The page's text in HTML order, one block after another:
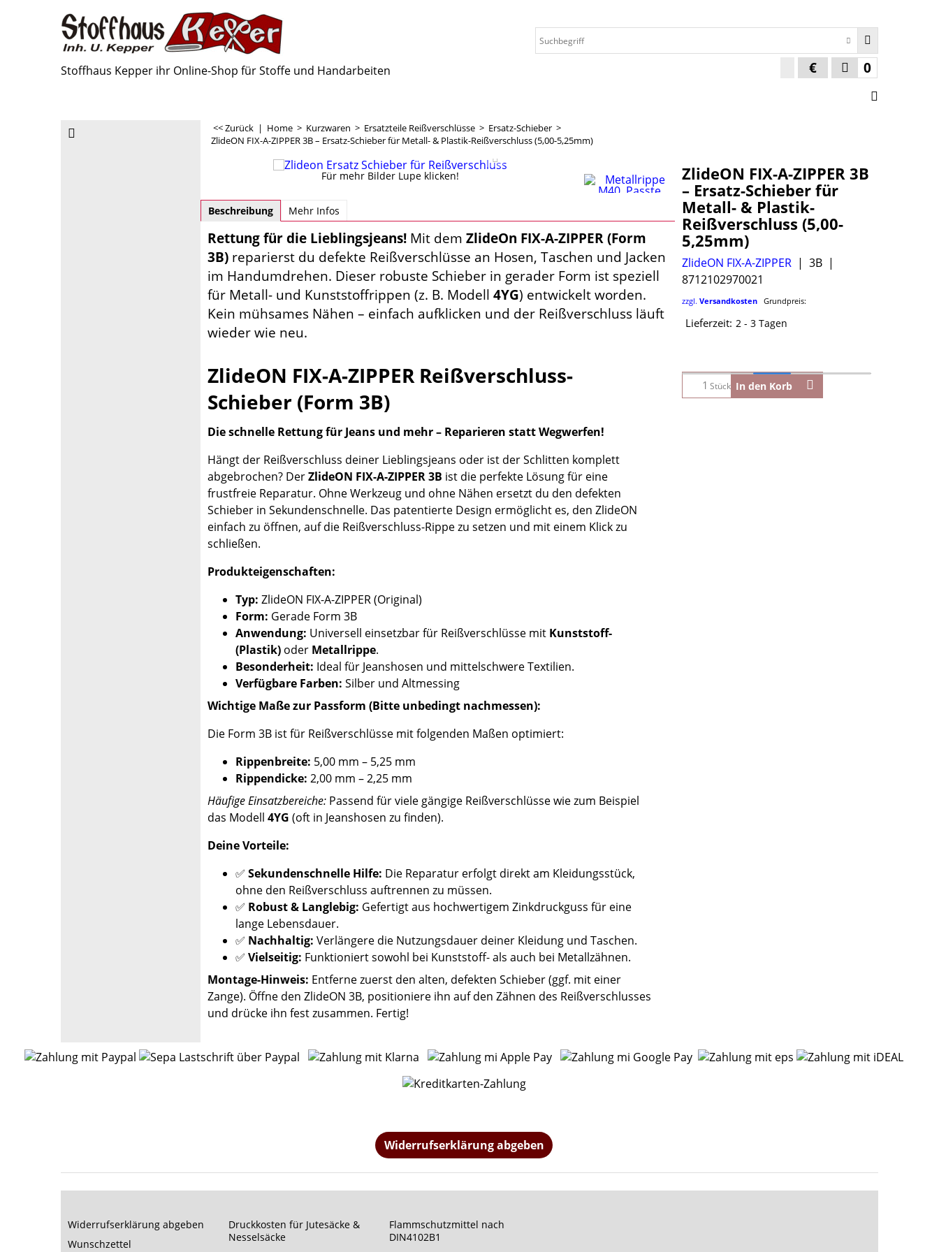
Stoffhaus Kepper ihr Online-Shop für Stoffe und Handarbeiten 0
€
<< Zurück | Home > Kurzwaren > Ersatzteile Reißverschlüsse > Ersatz-Schieber >
ZlideON FIX-A-ZIPPER 3B – Ersatz-Schieber für Metall- & Plastik-Reißverschluss (5,00-5,25mm)
Für mehr Bilder Lupe klicken! ZlideON FIX-A-ZIPPER 3B
– Ersatz-Schieber für
Metall- & Plastik-
Reißverschluss (5,00-
5,25mm)
ZlideON FIX-A-ZIPPER
3B
8712102970021
zzgl. Versandkosten Grundpreis:
Lieferzeit: 2 - 3 Tagen
Stück In den Korb
Beschreibung Mehr Infos
Rettung für die Lieblingsjeans! Mit dem ZlideOn FIX-A-ZIPPER (Form
3B) reparierst du defekte Reißverschlüsse an Hosen, Taschen und Jacken
im Handumdrehen. Dieser robuste Schieber in gerader Form ist speziell
für Metall- und Kunststoffrippen (z. B. Modell 4YG) entwickelt worden.
Kein mühsames Nähen – einfach aufklicken und der Reißverschluss läuft
wieder wie neu.
ZlideON FIX-A-ZIPPER Reißverschluss-
Schieber (Form 3B)
Die schnelle Rettung für Jeans und mehr – Reparieren statt Wegwerfen!
Hängt der Reißverschluss deiner Lieblingsjeans oder ist der Schlitten komplett
abgebrochen? DerZlideON FIX-A-ZIPPER 3B ist die perfekte Lösung für eine
frustfreie Reparatur. Ohne Werkzeug und ohne Nähen ersetzt du den defekten
Schieber in Sekundenschnelle. Das patentierte Design ermöglicht es, den ZlideON
einfach zu öffnen, auf die Reißverschluss-Rippe zu setzen und mit einem Klick zu
schließen.
Produkteigenschaften:
Typ: ZlideON FIX-A-ZIPPER (Original)
Form: Gerade Form 3B
Anwendung: Universell einsetzbar für Reißverschlüsse mit Kunststoff-
(Plastik) oder Metallrippe.
Besonderheit: Ideal für Jeanshosen und mittelschwere Textilien.
Verfügbare Farben: Silber und Altmessing
Wichtige Maße zur Passform (Bitte unbedingt nachmessen):
Die Form 3B ist für Reißverschlüsse mit folgenden Maßen optimiert:
Rippenbreite: 5,00 mm – 5,25 mm
Rippendicke: 2,00 mm – 2,25 mm
Häufige Einsatzbereiche: Passend für viele gängige Reißverschlüsse wie zum Beispiel
das Modell 4YG (oft in Jeanshosen zu finden).
Deine Vorteile:
✅ Sekundenschnelle Hilfe: Die Reparatur erfolgt direkt am Kleidungsstück,
ohne den Reißverschluss auftrennen zu müssen.
✅ Robust & Langlebig: Gefertigt aus hochwertigem Zinkdruckguss für eine
lange Lebensdauer.
✅ Nachhaltig: Verlängere die Nutzungsdauer deiner Kleidung und Taschen.
✅ Vielseitig: Funktioniert sowohl bei Kunststoff- als auch bei Metallzähnen.
Montage-Hinweis: Entferne zuerst den alten, defekten Schieber (ggf. mit einer
Zange). Öffne den ZlideON 3B, positioniere ihn auf den Zähnen des Reißverschlusses
und drücke ihn fest zusammen. Fertig!
Widerrufserklärung abgeben
Widerrufserklärung abgeben
Wunschzettel
Druckkosten für Jutesäcke &
Nesselsäcke
Flammschutzmittel nach
DIN4102B1